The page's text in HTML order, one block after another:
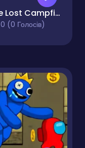
The Lost Campfire
0 (0 Голосів)